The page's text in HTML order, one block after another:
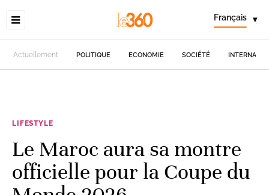
Français ▾
Actuellement POLITIQUE ECONOMIE SOCIÉTÉ
LIFESTYLE
Le Maroc aura sa montre
officielle pour la Coupe du